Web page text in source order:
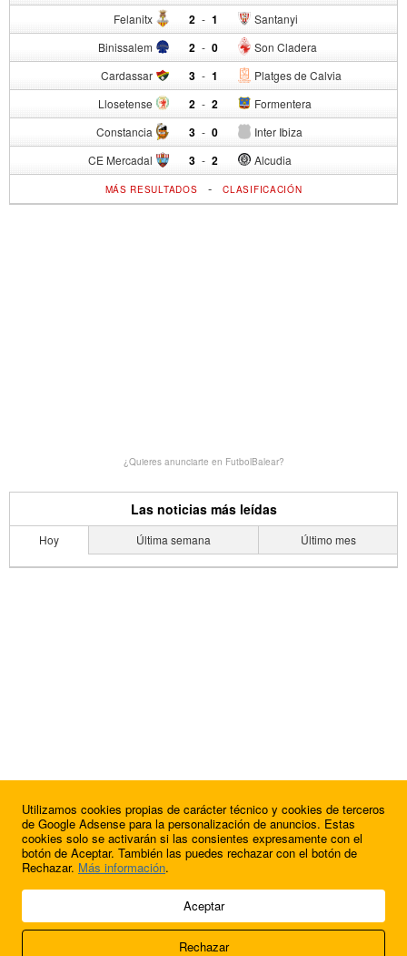
Felanitx 2 - Santanyi
1
Binissalem 2 - Son Cladera
0
Cardassar 3 - Platges de Calvia
1
Llosetense 2 - Formentera
2
Constancia 3 - Inter Ibiza
0
CE Mercadal 3 - Alcudia
2
MÁS RESULTADOS -CLASIFICACIÓN
¿Quieres anunciarte en FutbolBalear?
Las noticias más leídas
Hoy Última semana Último mes
© 2009 - 2026 Soluciones Corporativas IP, SL.
Acerca de nosotros
Utilizamos cookies propias de carácter técnico y cookies de terceros
de Google Adsense para la personalización de anuncios. Estas
cookies solo se activarán si las consientes expresamente con el
botón de Aceptar. También las puedes rechazar con el botón de
Rechazar. Más información.
Aceptar
Rechazar